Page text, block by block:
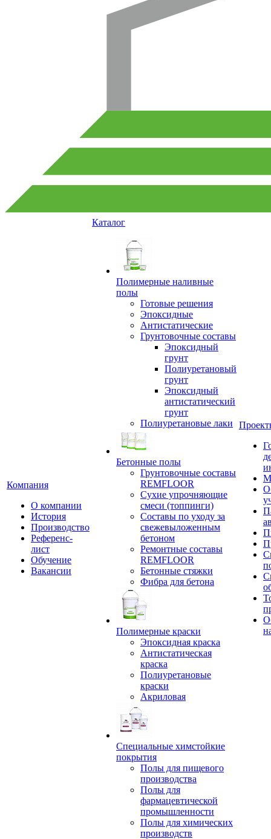
Компания
О компании
История
Производство
Референс-
лист
Обучение
Вакансии
Каталог
Полимерные наливные
полы
Готовые решения
Эпоксидные
Антистатические
Грунтовочные составы
Эпоксидный
грунт
Полиуретановый
грунт
Эпоксидный
антистатический
грунт
Полиуретановые лаки
Бетонные полы
Грунтовочные составы
REMFLOOR
Сухие упрочняющие
смеси (топпинги)
Составы по уходу за
свежевыложенным
бетоном
Ремонтные составы
REMFLOOR
Бетонные стяжки
Фибра для бетона
Полимерные краски
Эпоксидная краска
Антистатическая
краска
Полиуретановые
краски
Акриловая
Специальные химстойкие
покрытия
Полы для пищевого
производства
Полы для
фармацевтической
промышленности
Полы для химических
производств